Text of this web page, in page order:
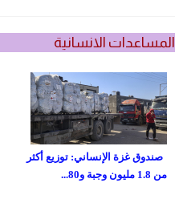
المساعدات الانسانية
صندوق غزة الإنساني: توزيع أكثر
من 1.8 مليون وجبة و80...